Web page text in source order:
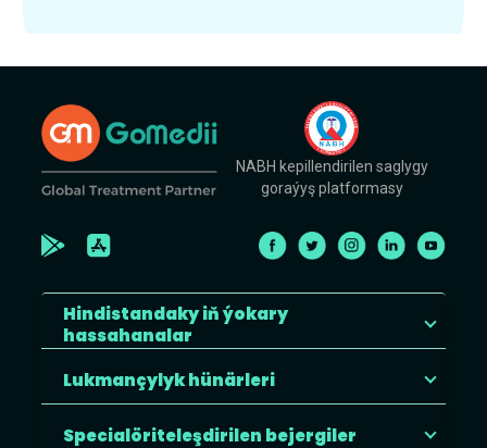
NABH kepillendirilen saglygy
goraýyş platformasy
Hindistandaky iň ýokary
hassahanalar
Lukmançylyk hünärleri
Specialöriteleşdirilen bejergiler